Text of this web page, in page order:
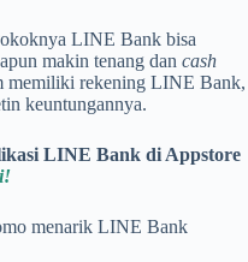
LINE Bank bisa
makin tenang dan cash
memiliki rekening LINE Bank,
keuntungannya.
LINE Bank di Appstore
menarik LINE Bank